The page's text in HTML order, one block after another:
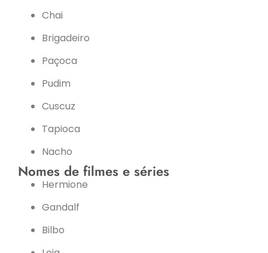
Chai
Brigadeiro
Paçoca
Pudim
Cuscuz
Tapioca
Nacho
Nomes de filmes e séries
Hermione
Gandalf
Bilbo